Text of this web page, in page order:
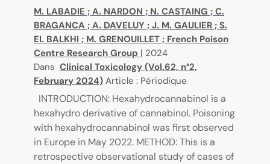
M. LABADIE ; A. NARDON ; N. CASTAING ; C.
BRAGANCA ; A. DAVELUY ; J. M. GAULIER ; S.
EL BALKHI ; M. GRENOUILLET ; French Poison
Centre Research Group | 2024
Dans Clinical Toxicology (Vol.62, n°2,
February 2024) Article : Périodique
INTRODUCTION: Hexahydrocannabinol is a
hexahydro derivative of cannabinol. Poisoning
with hexahydrocannabinol was first observed
in Europe in May 2022. METHOD: This is a
retrospective observational study of cases of